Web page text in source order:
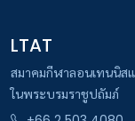
LTAT
สมาคมกีฬาลอนเทนนิส
ในพระบรมราชูปถัมภ์